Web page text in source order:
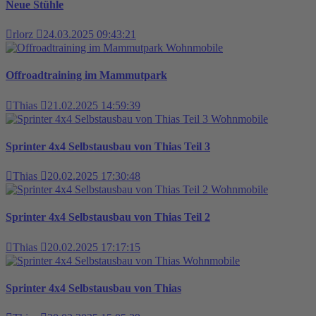
Neue Stühle
rlorz
24.03.2025 09:43:21
Wohnmobile
Offroadtraining im Mammutpark
Thias
21.02.2025 14:59:39
Wohnmobile
Sprinter 4x4 Selbstausbau von Thias Teil 3
Thias
20.02.2025 17:30:48
Wohnmobile
Sprinter 4x4 Selbstausbau von Thias Teil 2
Thias
20.02.2025 17:17:15
Wohnmobile
Sprinter 4x4 Selbstausbau von Thias